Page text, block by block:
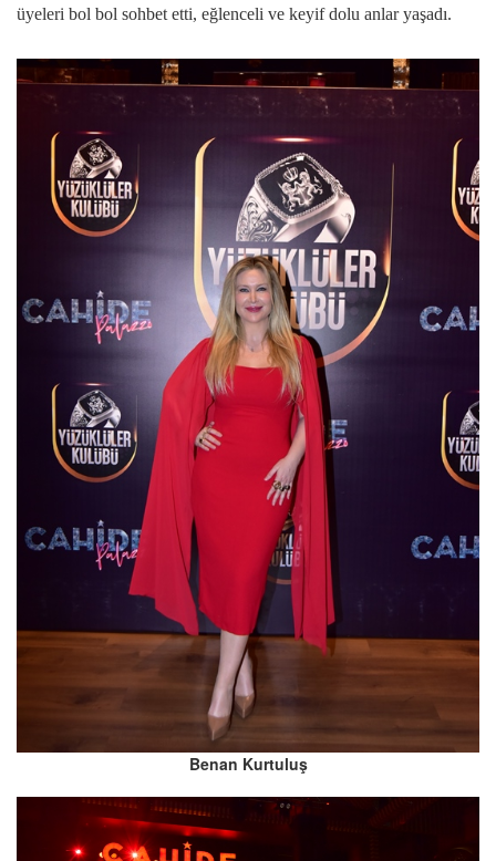
üyeleri bol bol sohbet etti, eğlenceli ve keyif dolu anlar yaşadı.
Benan Kurtuluş